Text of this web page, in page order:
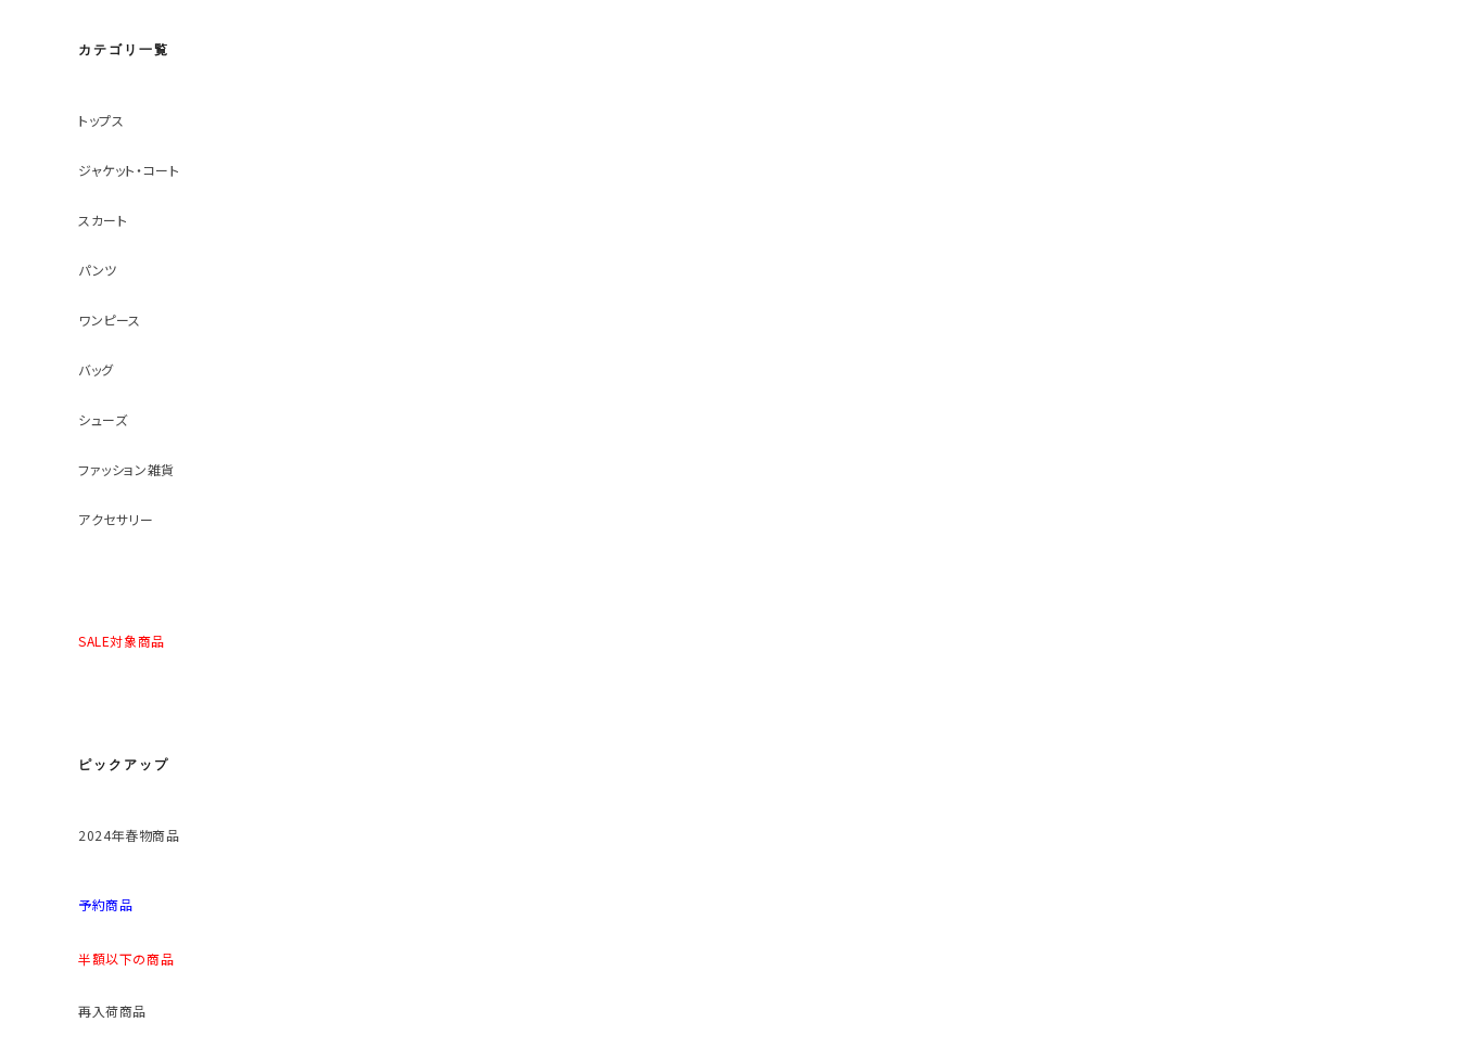
カテゴリ一覧
トップス
ジャケット・コート
スカート
パンツ
ワンピース
バッグ
シューズ
ファッション雑貨
アクセサリー
SALE対象商品
ピックアップ
2024年春物商品
予約商品
半額以下の商品
再入荷商品